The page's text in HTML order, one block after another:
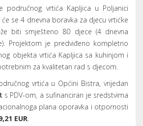
područnog vrtića Kapljica u Poljanici
se 4 dnevna boravka za djecu vrtićke
biti smješteno 80 djece (4 dnevna
Projektom je predviđeno kompletno
objekta vrtića Kapljica sa kuhinjom i
za kvalitetan rad s djecom.
vrtića u Općini Bistra, vrijedan
s PDV-om, a sufinanciran je sredstvima
plana oporavka i otpornosti
EUR.